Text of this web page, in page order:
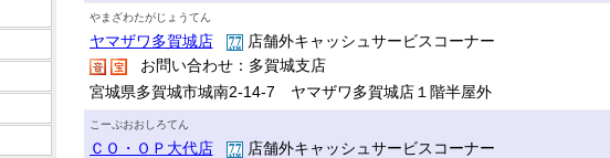
やまざわたがじょうてん
ヤマザワ多賀城店
店舗外キャッシュサービスコーナー
お問い合わせ：多賀城支店
宮城県多賀城市城南2-14-7 ヤマザワ多賀城店１階半屋外
こーぷおおしろてん
ＣＯ・ＯＰ大代店
店舗外キャッシュサービスコーナー